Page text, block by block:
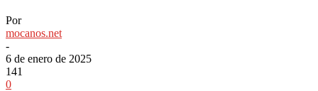
Por
mocanos.net
-
6 de enero de 2025
141
0